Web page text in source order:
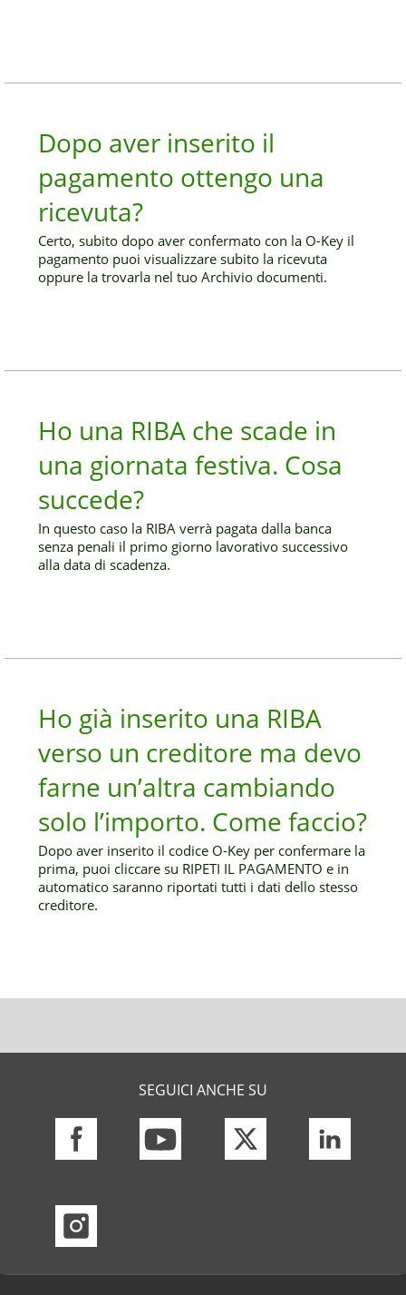
Dopo aver inserito il
pagamento ottengo una
ricevuta?
Certo, subito dopo aver confermato con la O-Key il
pagamento puoi visualizzare subito la ricevuta
oppure la trovarla nel tuo Archivio documenti.
Ho una RIBA che scade in
una giornata festiva. Cosa
succede?
In questo caso la RIBA verrà pagata dalla banca
senza penali il primo giorno lavorativo successivo
alla data di scadenza.
Ho già inserito una RIBA
verso un creditore ma devo
farne un’altra cambiando
solo l’importo. Come faccio?
Dopo aver inserito il codice O-Key per confermare la
prima, puoi cliccare su RIPETI IL PAGAMENTO e in
automatico saranno riportati tutti i dati dello stesso
creditore.
SEGUICI ANCHE SU